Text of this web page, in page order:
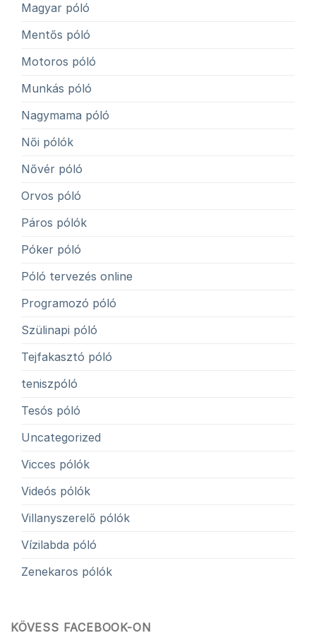
Magyar póló
Mentős póló
Motoros póló
Munkás póló
Nagymama póló
Női pólók
Nővér póló
Orvos póló
Páros pólók
Póker póló
Póló tervezés online
Programozó póló
Szülinapi póló
Tejfakasztó póló
teniszpóló
Tesós póló
Uncategorized
Vicces pólók
Videós pólók
Villanyszerelő pólók
Vízilabda póló
Zenekaros pólók
KÖVESS FACEBOOK-ON